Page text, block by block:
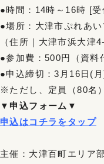
●時間：14時～16時 [
●場所：大津市ぷれあ
（住所｜大津市浜大
●参加費：500円（資料
●申込締切：3月16日(
※ただし、定員（80名
▼申込フォーム▼
申込はコチラをタップ
主催：大津百町エリア